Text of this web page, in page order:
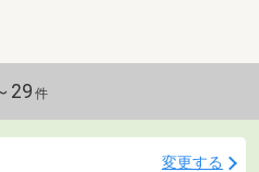
29 件
変更する